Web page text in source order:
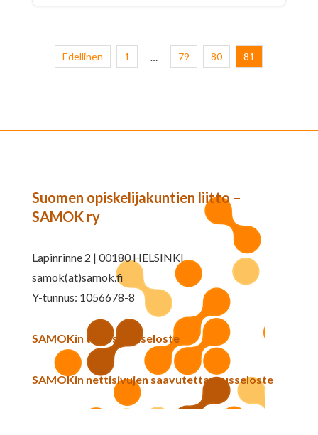
Edellinen 1 … 79 80 81
Suomen opiskelijakuntien liitto –
SAMOK ry
Lapinrinne 2 | 00180 HELSINKI
samok(at)samok.fi
Y-tunnus: 1056678-8
SAMOKin tietosuojaseloste
SAMOKin nettisivujen saavutettavuusseloste